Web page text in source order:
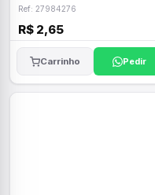
Ref: 27984276
R$ 2,65
Carrinho Pedir